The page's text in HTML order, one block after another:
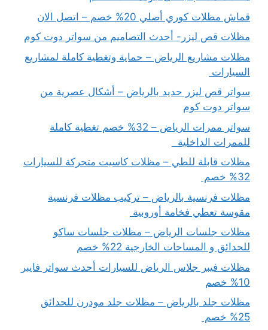
قماش مظلات كوري أصلي 20% خصم – اتصل الان
مظلات قص ليزر- أحدث التصاميم من سواتر دوت كوم
مظلات مشاريع الرياض – حماية وتغطية كاملة لمشاريع
السيارات
سواتر قص ليزر حديد بالرياض – أشكال عصرية من
سواتر دوت كوم
سواتر ممرات الرياض – 32% خصم تغطية كاملة
للممرات الداخلية
مظلات قابلة للطي – مظلات كاسيت متحركة للسيارات
32% خصم
مظلات فرنسية بالرياض – تركيب مظلات فرنسية
مقوسة تعطي فخامة أوروبية
مظلات جلسات الرياض – مظلات جلسات ساكو
للحدائق و المساحات الخارجية 22% خصم
مظلات فيبر جلاس الرياض للسيارات أحدث سواتر فايبر
10% خصم
مظلات جلد بالرياض – مظلات جلد مودرن للحدائق
25% خصم